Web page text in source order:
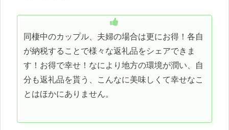
同棲中のカップル、夫婦の場合は更にお得！各自
が納税することで様々な返礼品をシェアできま
す！お得で幸せ！なにより地方の環境が潤い、自
分も返礼品を貰う、こんなに美味しくて幸せなこ
とはほかにありません。